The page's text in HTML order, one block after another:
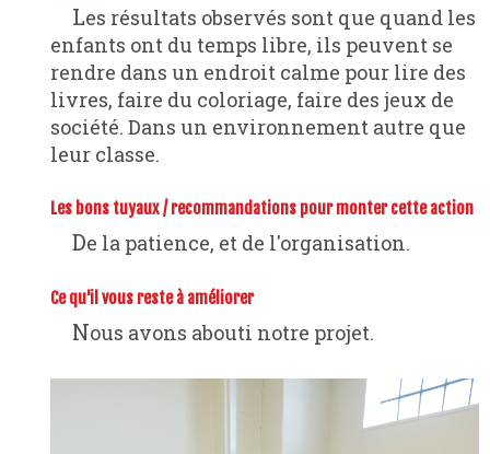
Les résultats observés sont que quand les
enfants ont du temps libre, ils peuvent se
rendre dans un endroit calme pour lire des
livres, faire du coloriage, faire des jeux de
société. Dans un environnement autre que
leur classe.
Les bons tuyaux / recommandations pour monter cette action
De la patience, et de l'organisation.
Ce qu'il vous reste à améliorer
Nous avons abouti notre projet.